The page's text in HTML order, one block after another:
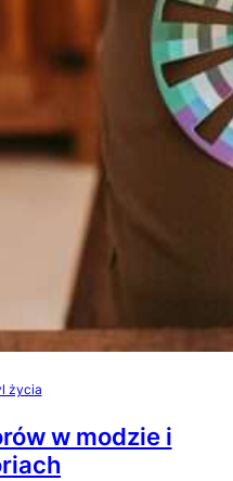
życia
w modzie i